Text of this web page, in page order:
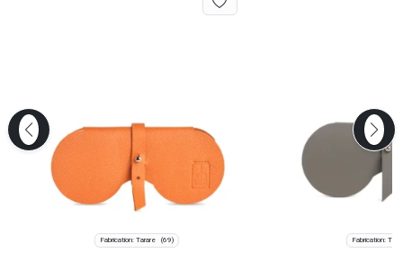
Fabrication: Tarare (69) Fabrication: